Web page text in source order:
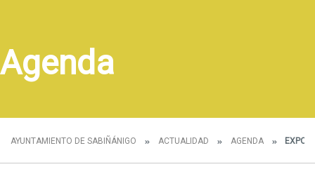
Agenda
AYUNTAMIENTO DE SABIÑÁNIGO ACTUALIDAD AGENDA